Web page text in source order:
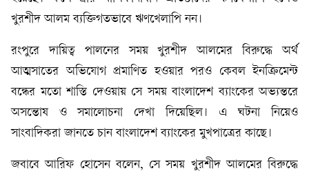
খুরশীদ আলম ব্যক্তিগতভাবে ঋণখেলাপি নন।
রংপুরে দায়িত্ব পালনের সময় খুরশীদ আলমের বিরুদ্ধে অর্থ
আত্মসাতের অভিযোগ প্রমাণিত হওয়ার পরও কেবল ইনক্রিমেন্ট
বন্ধের মতো শাস্তি দেওয়ায় সে সময় বাংলাদেশ ব্যাংকের অভ্যন্তরে
অসন্তোষ ও সমালোচনা দেখা দিয়েছিল। এ ঘটনা নিয়েও
সাংবাদিকরা জানতে চান বাংলাদেশ ব্যাংকের মুখপাত্রের কাছে।
জবাবে আরিফ হোসেন বলেন, সে সময় খুরশীদ আলমের বিরুদ্ধে